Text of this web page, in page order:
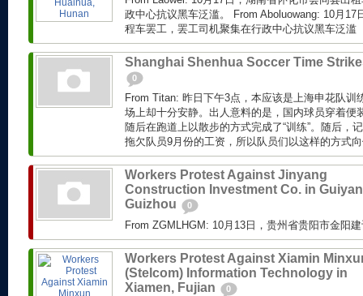
政中心抗议黑车泛滥。 From Aboluowang: 10月17
程车罢工，罢工司机聚集在行政中心抗议黑车泛滥
Shanghai Shenhua Soccer Time
0
From Titan: 昨日下午3点，本应该是上海申花队训
场上却十分安静。出人意料的是，国内球员穿着便
随后在跑道上以散步的方式完成了“训练”。随后，
拖欠队员9月份的工资，所以队员们以这样的方式
Workers Protest Against Jinyang
Construction Investment Co. in
Guizhou
0
From ZGMLHGM: 10月13日，贵州省贵阳市金阳
Workers Protest Against Xiamin
(Stelcom) Information Technology in
Xiamen, Fujian
0